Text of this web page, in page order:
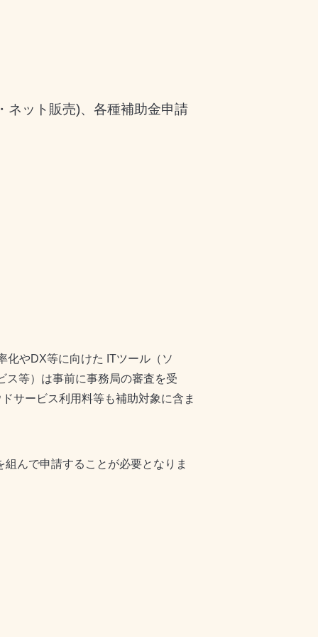
ネット販売)、各種補助金申請
化やDX等に向けた ITツール（ソ
ス等）は事前に事務局の審査を受
サービス利用料等も補助対象に含ま
んで申請することが必要となりま